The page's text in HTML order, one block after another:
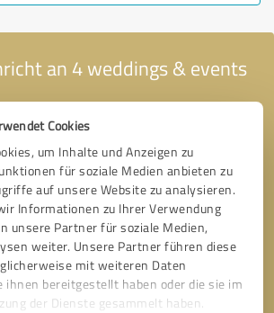
Cookies
um Inhalte und Anzeigen zu
für soziale Medien anbieten zu
auf unsere Website zu analysieren.
Informationen zu Ihrer Verwendung
unsere Partner für soziale Medien,
weiter. Unsere Partner führen diese
mit weiteren Daten
ihnen bereitgestellt haben oder die sie im
der Dienste gesammelt haben.
an 4 weddings & events